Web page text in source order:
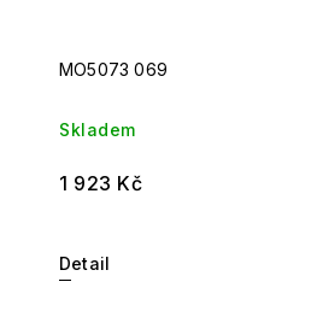
MO5073 069
Skladem
1 923 Kč
Detail